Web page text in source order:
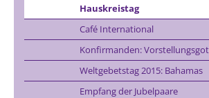
Hauskreistag
Café International
Konfirmanden:
Weltgebetstag 2015: Bahamas
Empfang der Jubelpaare